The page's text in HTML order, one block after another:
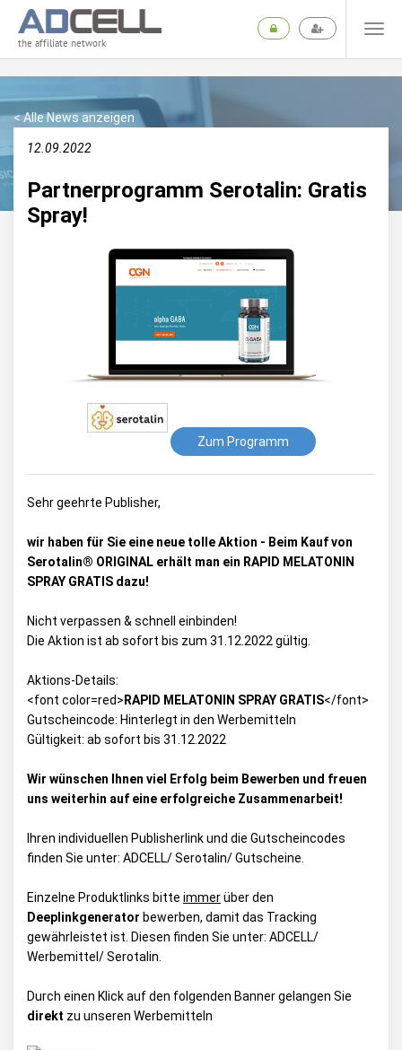
the affiliate network
< Alle News anzeigen
12.09.2022
Partnerprogramm Serotalin: Gratis
Spray!
Zum Programm
Sehr geehrte Publisher,
wir haben für Sie eine neue tolle Aktion - Beim Kauf von
Serotalin® ORIGINAL erhält man ein RAPID MELATONIN
SPRAY GRATIS dazu!
Nicht verpassen & schnell einbinden!
Die Aktion ist ab sofort bis zum 31.12.2022 gültig.
Aktions-Details:
<font color=red> RAPID MELATONIN SPRAY GRATIS</font>
Gutscheincode: Hinterlegt in den Werbemitteln
Gültigkeit: ab sofort bis 31.12.2022
Wir wünschen Ihnen viel Erfolg beim Bewerben und freuen
uns weiterhin auf eine erfolgreiche Zusammenarbeit!
Ihren individuellen Publisherlink und die Gutscheincodes
finden Sie unter: ADCELL/ Serotalin/ Gutscheine
Einzelne Produktlinks bitte immerüber den
Deeplinkgenerator bewerben, damit das Tracking
gewährleistet ist. Diesen finden Sie unter: ADCELL/
Werbemittel/ Serotalin
Durch einen Klick auf den folgenden Banner gelangen Sie
direkt zu unseren Werbemitteln